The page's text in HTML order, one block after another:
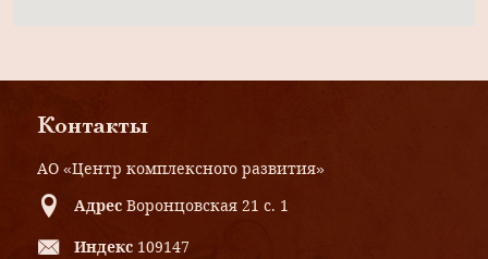
Контакты
АО «Центр комплексного развития»
Адрес Воронцовская 21 с. 1
Индекс 109147